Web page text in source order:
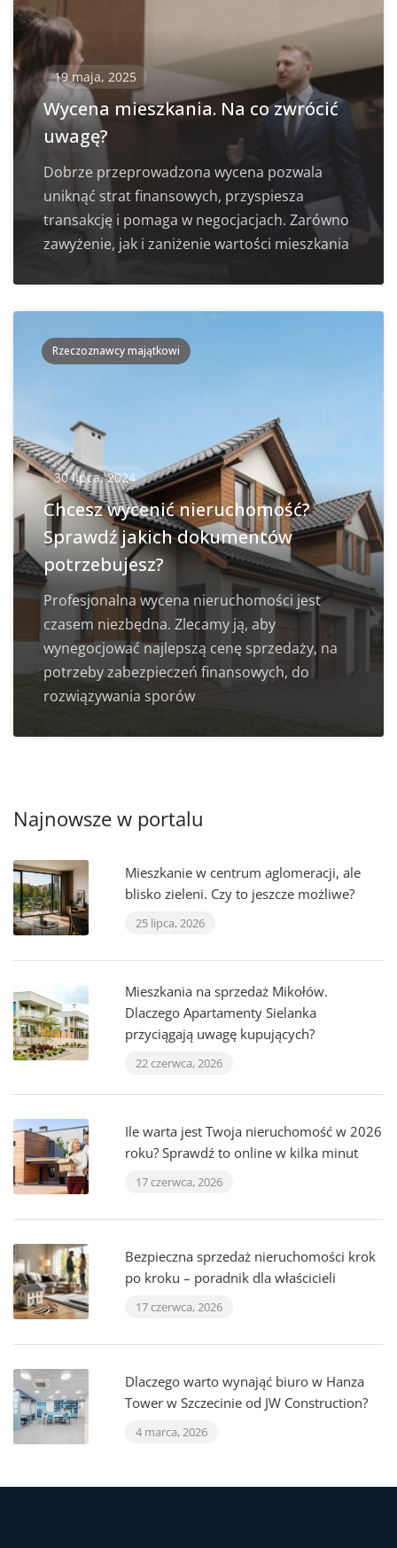
19 maja, 2025
Wycena mieszkania. Na co zwrócić
uwagę?
Dobrze przeprowadzona wycena pozwala
uniknąć strat finansowych, przyspiesza
transakcję i pomaga w negocjacjach. Zarówno
zawyżenie, jak i zaniżenie wartości mieszkania
Rzeczoznawcy majątkowi
30 lipca, 2024
Chcesz wycenić nieruchomość?
Sprawdź jakich dokumentów
potrzebujesz?
Profesjonalna wycena nieruchomości jest
czasem niezbędna. Zlecamy ją, aby
wynegocjować najlepszą cenę sprzedaży, na
potrzeby zabezpieczeń finansowych, do
rozwiązywania sporów
Najnowsze w portalu
Mieszkanie w centrum aglomeracji, ale
blisko zieleni. Czy to jeszcze możliwe?
25 lipca, 2026
Mieszkania na sprzedaż Mikołów.
Dlaczego Apartamenty Sielanka
przyciągają uwagę kupujących?
22 czerwca, 2026
Ile warta jest Twoja nieruchomość w 2026
roku? Sprawdź to online w kilka minut
17 czerwca, 2026
Bezpieczna sprzedaż nieruchomości krok
po kroku – poradnik dla właścicieli
17 czerwca, 2026
Dlaczego warto wynająć biuro w Hanza
Tower w Szczecinie od JW Construction?
4 marca, 2026